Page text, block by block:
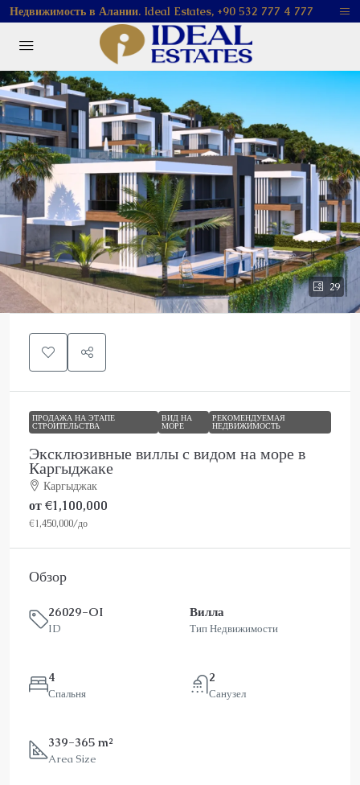
Недвижимость в Алании. Ideal Estates, +90 532 777 4 777
29
ПРОДАЖА НА ЭТАПЕ
СТРОИТЕЛЬСТВА
ВИД НА
МОРЕ
РЕКОМЕНДУЕМАЯ
НЕДВИЖИМОСТЬ
Эксклюзивные виллы с видом на море в
Каргыджаке
Каргыджак
от€1,100,000
€1,450,000/до
Обзор
26029-OI
ID
Вилла
Тип Недвижимости
4
Спальня
2
Санузел
339-365 m²
Area Size